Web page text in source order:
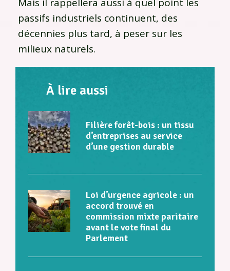
passifs industriels continuent, des
décennies plus tard, à peser sur les
milieux naturels.
À lire aussi
Filière forêt-bois : un tissu
d’entreprises au service
d’une gestion durable
Loi d’urgence agricole : un
accord trouvé en
commission mixte paritaire
avant le vote final du
Parlement